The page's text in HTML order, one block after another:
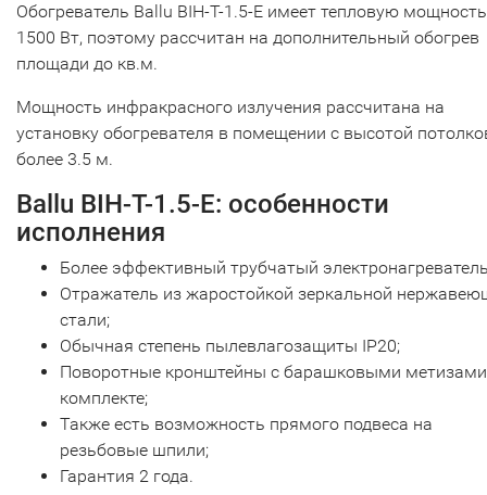
Обогреватель Ballu BIH-T-1.5-E имеет тепловую мощность
1500 Вт, поэтому рассчитан на дополнительный обогрев
площади до кв.м.
Мощность инфракрасного излучения рассчитана на
установку обогревателя в помещении с высотой
более 3.5 м.
Ballu BIH-T-1.5-E: особенности
исполнения
Более эффективный трубчатый
Отражатель из жаростойкой зеркальной
стали;
Обычная степень пылевлагозащиты IP20;
Поворотные кронштейны с барашковыми
комплекте;
Также есть возможность прямого подвеса на
резьбовые шпили;
Гарантия 2 года.